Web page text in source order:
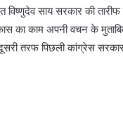
विष्णुदेव साय सरकार की
का काम अपनी वचन के
तरफ पिछली कांग्रेस